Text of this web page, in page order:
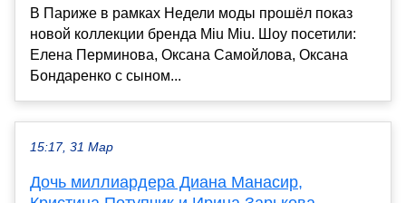
В Париже в рамках Недели моды прошёл показ
новой коллекции бренда Miu Miu. Шоу посетили:
Елена Перминова, Оксана Самойлова, Оксана
Бондаренко с сыном...
15:17, 31 Мар
Дочь миллиардера Диана Манасир,